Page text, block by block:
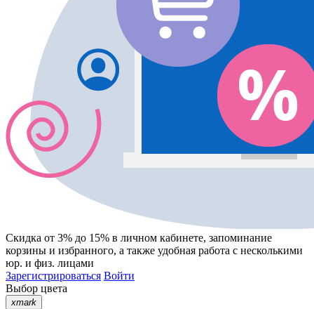
Скидка от 3% до 15% в личном кабинете, запоминание
корзины и избранного, а также удобная работа с несколькими
юр. и физ. лицами
Зарегистрироваться Войти
Выбор цвета
xmark